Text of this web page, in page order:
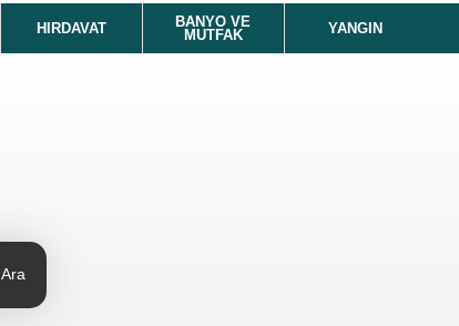
HIRDAVAT
BANYO VE
MUTFAK
YANGIN
Ara